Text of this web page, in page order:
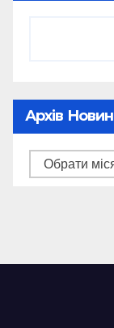
Архів Новин
Архів